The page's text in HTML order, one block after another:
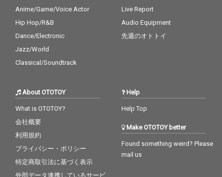
実を見ずに希望も失っ
てどうすればいいかわ
にそんな現実と向き合
う気持ちを表現しまし
た。 とても暗い内容に
なっていますが、自分
手の打ちようがないと
考えている人に聴いて
実を見ずに希望も失っ
てどうすればいいかわ
にそんな現実と向き合
手の打ちようがないと
考えている人に聴いて
もらいたいです！
Anime/Game/Voice Actor
Hip Hop/R&B
Dance/Electronic
Jazz/World
Classical/Soundtrack
Live Report
Audio Equipment
先週のオトトイ
About OTOTOY
What is OTOTOY?
会社概要
利用規約
プライバシー・ポリシー
特定商取引法に基づく表示
外部データ連携しているサービ
Help
Help Top
Make OTOTOY better
Found something weird? Please
mail us